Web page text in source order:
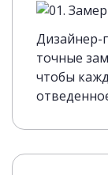
Дизайнер-
точные
чтобы